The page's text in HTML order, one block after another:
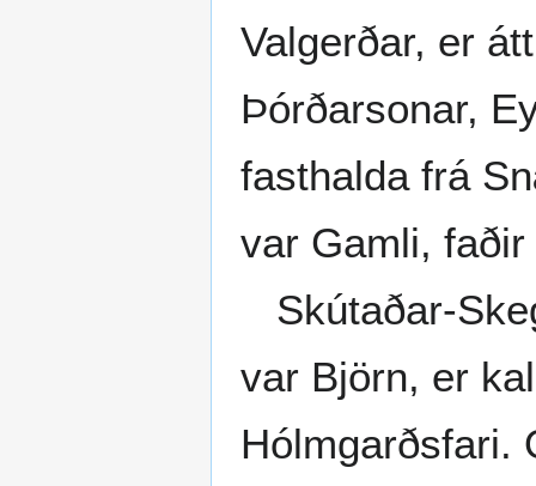
Valgerðar, er
Þórðarsonar,
fasthalda frá
var Gamli,
Skútaðar-
var Björn, er
Hólmgarðsfari.